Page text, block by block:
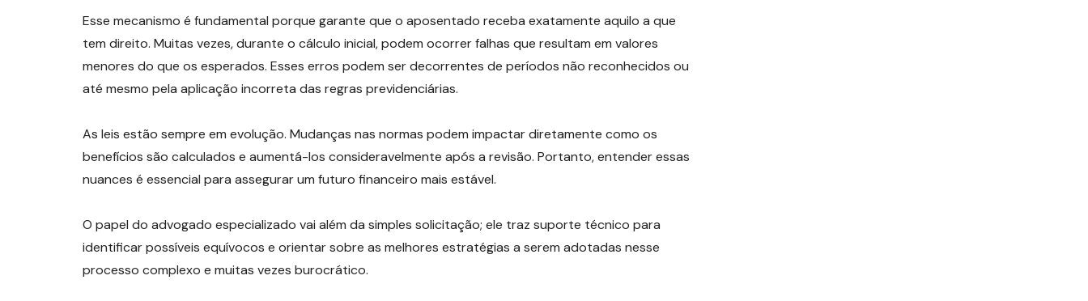
Esse mecanismo é fundamental porque garante que o aposentado receba exatamente aquilo a que
tem direito. Muitas vezes, durante o cálculo inicial, podem ocorrer falhas que resultam em valores
menores do que os esperados. Esses erros podem ser decorrentes de períodos não reconhecidos ou
até mesmo pela aplicação incorreta das regras previdenciárias.
As leis estão sempre em evolução. Mudanças nas normas podem impactar diretamente como os
benefícios são calculados e aumentá-los consideravelmente após a revisão. Portanto, entender essas
nuances é essencial para assegurar um futuro financeiro mais estável.
O papel do advogado especializado vai além da simples solicitação; ele traz suporte técnico para
identificar possíveis equívocos e orientar sobre as melhores estratégias a serem adotadas nesse
processo complexo e muitas vezes burocrático.